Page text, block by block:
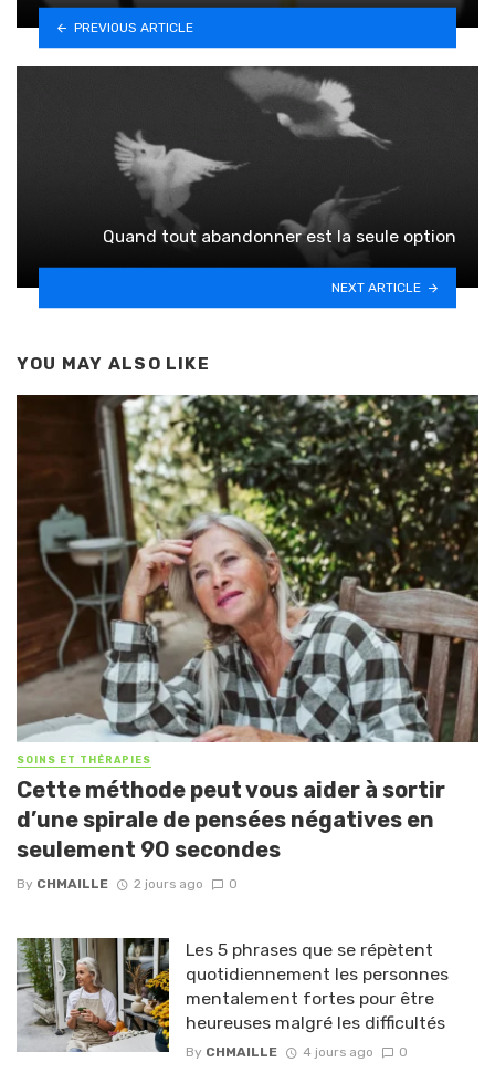
PREVIOUS ARTICLE
Quand tout abandonner est la seule option
NEXT ARTICLE
YOU MAY ALSO LIKE
SOINS ET THÉRAPIES
Cette méthode peut vous aider à sortir
d’une spirale de pensées négatives en
seulement 90 secondes
By CHMAILLE 2 jours ago 0
Les 5 phrases que se répètent
quotidiennement les personnes
mentalement fortes pour être
heureuses malgré les difficultés
By CHMAILLE 4 jours ago 0